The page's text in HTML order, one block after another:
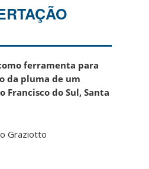
ferramenta para
da pluma de um
Francisco do Sul, Santa
Graziotto